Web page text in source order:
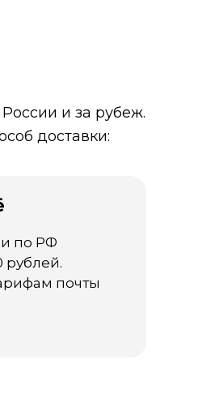
по РФ
рублей.
почты
и за рубеж.
доставки: